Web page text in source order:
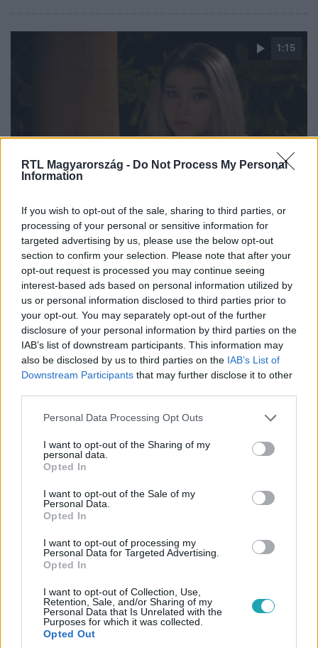
RTL Magyarország - Do Not Process My Personal
Information
If you wish to opt-out of the sale, sharing to third parties, or
processing of your personal or sensitive information for
targeted advertising by us, please use the below opt-out
section to confirm your selection. Please note that after your
opt-out request is processed you may continue seeing
interest-based ads based on personal information utilized by
us or personal information disclosed to third parties prior to
your opt-out. You may separately opt-out of the further
disclosure of your personal information by third parties on the
IAB’s list of downstream participants. This information may
also be disclosed by us to third parties on the IAB’s List of
Downstream Participants that may further disclose it to other
Please note that this website/app uses one or more Google
not limited to your visit or usage behaviour. You may click to
grant or deny consent to Google and its third-party tags to
use your data for below specified purposes in below Google
consent section.
Personal Data Processing Opt Outs
I want to opt-out of the Sharing of my
personal data.
Opted In
I want to opt-out of the Sale of my
Personal Data.
Opted In
I want to opt-out of processing my
Personal Data for Targeted Advertising.
Opted In
I want to opt-out of Collection, Use,
Retention, Sale, and/or Sharing of my
Personal Data that Is Unrelated with the
Purposes for which it was collected.
Opted Out
1:15
2024. január 16. 22:10
„Most nagyon a barátaim ellen megyek” – Jázmin
szövetségeseit is beáldozná
Jázmin és Adri összedugták a fejüket, hogy átbeszéljék a
közelgő Párválasztó ceremónia lehetséges végkifejleteit.
„Dolgozom azon, hogy Adri még mindig a legnagyobb
bizalmasának tartson” – mondta Jázmin, aki bár tudja jól,
hogy hátba támadja a barátait, mindent megtesz, hogy
úgy forgassa a lapjait, hogy riválisa végre kiessen a
2024. január 15. 22:25
Balázs az ágyába csalogatta Adrit, Zsófi
büntetést kapott, Fanni pedig szingliként folytatja
az Éden Hotelt
Az Éden Hotel huszonkilencedik napján Adri úgy érzi,
rátapintott Arni gyenge pontjára, és elhatározta, hogy ezt